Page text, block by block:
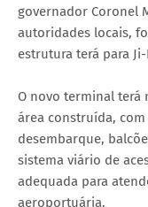
governador Coronel
autoridades locais,
estrutura terá para
O novo terminal terá
área construída,
desembarque,
sistema viário de
adequada para
aeroportuária.